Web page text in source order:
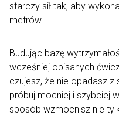
starczy sił tak, aby
metrów.
Budując bazę
wcześniej opisanych
czujesz, że nie opadasz z
próbuj mocniej i szybciej
sposób wzmocnisz nie